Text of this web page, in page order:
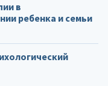
в
ребенка и семьи